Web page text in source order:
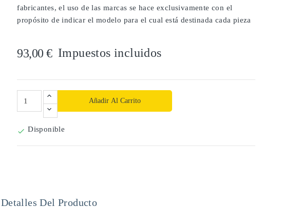
fabricantes, el uso de las marcas se hace exclusivamente con el
propósito de indicar el modelo para el cual está destinada cada pieza
93,00 € Impuestos incluidos
Añadir Al Carrito
 Disponible
Detalles Del Producto